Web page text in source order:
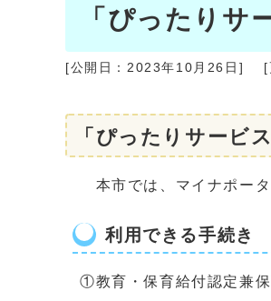
「ぴったりサ
[公開日： 2023年10月26日 ]
「ぴったりサービ
本市では、マイナポータ
利用できる手続き
①教育・保育給付認定兼